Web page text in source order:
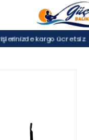
kargo ücretsiz.